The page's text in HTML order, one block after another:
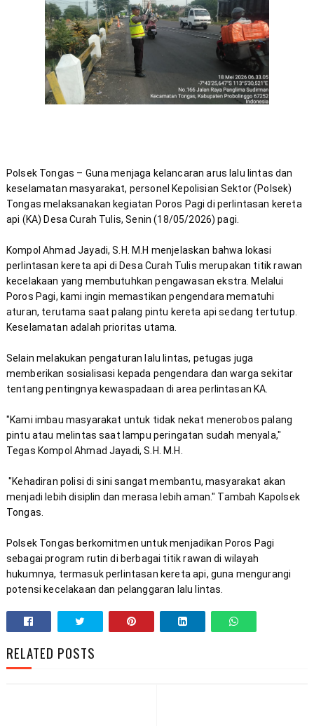
Polsek Tongas – Guna menjaga kelancaran arus lalu lintas dan
keselamatan masyarakat, personel Kepolisian Sektor (Polsek)
Tongas melaksanakan kegiatan Poros Pagi di perlintasan kereta
Kompol Ahmad Jayadi, S.H. M.H menjelaskan bahwa lokasi
perlintasan kereta api di Desa Curah Tulis merupakan titik rawan
kecelakaan yang membutuhkan pengawasan ekstra. Melalui
Poros Pagi, kami ingin memastikan pengendara mematuhi
aturan, terutama saat palang pintu kereta api sedang tertutup.
Selain melakukan pengaturan lalu lintas, petugas juga
memberikan sosialisasi kepada pengendara dan warga sekitar
"Kami imbau masyarakat untuk tidak nekat menerobos palang
pintu atau melintas saat lampu peringatan sudah menyala,"
"Kehadiran polisi di sini sangat membantu, masyarakat akan
menjadi lebih disiplin dan merasa lebih aman." Tambah Kapolsek
Polsek Tongas berkomitmen untuk menjadikan Poros Pagi
sebagai program rutin di berbagai titik rawan di wilayah
hukumnya, termasuk perlintasan kereta api, guna mengurangi
potensi kecelakaan dan pelanggaran lalu lintas.
RELATED POSTS